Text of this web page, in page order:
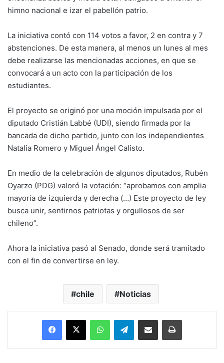
himno nacional e izar el pabellón patrio.
La iniciativa contó con 114 votos a favor, 2 en contra y 7
abstenciones. De esta manera, al menos un lunes al mes
debe realizarse las mencionadas acciones, en que se
convocará a un acto con la participación de los
estudiantes.
El proyecto se originó por una moción impulsada por el
diputado Cristián Labbé (UDI), siendo firmada por la
bancada de dicho partido, junto con los independientes
Natalia Romero y Miguel Ángel Calisto.
En medio de la celebración de algunos diputados, Rubén
Oyarzo (PDG) valoró la votación: “aprobamos con amplia
mayoría de izquierda y derecha (…) Este proyecto de ley
busca unir, sentirnos patriotas y orgullosos de ser
chileno”.
Ahora la iniciativa pasó al Senado, donde será tramitado
con el fin de convertirse en ley.
chile Noticias
Facebook
X WhatsAppTelegramEnviar vía email Imprimir